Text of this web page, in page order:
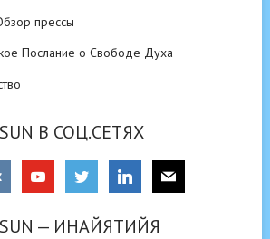
прессы
Послание о Свободе Духа
SUN В СОЦ.СЕТЯХ
SUN — ИНАЙЯТИЙЯ